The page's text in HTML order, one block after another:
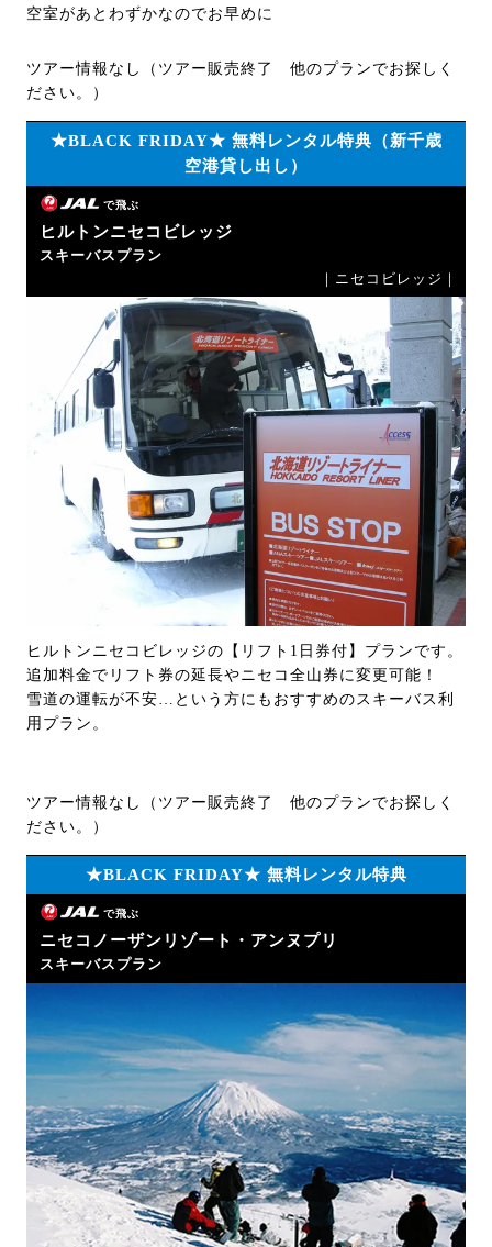
空室があとわずかなのでお早めに
ツアー情報なし（ツアー販売終了 他のプランでお探しく
ださい。）
★BLACK FRIDAY★ 無料レンタル特典（新千歳
空港貸し出し）
で飛ぶ
ヒルトンニセコビレッジ
スキーバスプラン
｜ニセコビレッジ｜
ヒルトンニセコビレッジの【リフト1日券付】プランです。
追加料金でリフト券の延長やニセコ全山券に変更可能！
雪道の運転が不安…という方にもおすすめのスキーバス利
用プラン。
ツアー情報なし（ツアー販売終了 他のプランでお探しく
ださい。）
★BLACK FRIDAY★ 無料レンタル特典
で飛ぶ
ニセコノーザンリゾート・アンヌプリ
スキーバスプラン